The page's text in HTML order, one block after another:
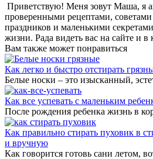
Приветствую! Меня зовут Маша, я
проверенными рецептами,
праздников и маленькими
жизни. Рада видеть вас на сайте и в
Вам также может понравиться
Как легко и быстро отстирать
Белые носки – это изысканный,
Как все успевать с маленьким
После рождения ребенка жизнь в
Как правильно стирать пуховик в
и вручную
Как говорится готовь сани летом,